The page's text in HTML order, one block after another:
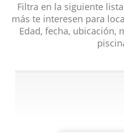
Filtra en la siguiente
más te interesen para
Edad, fecha, ubicación,